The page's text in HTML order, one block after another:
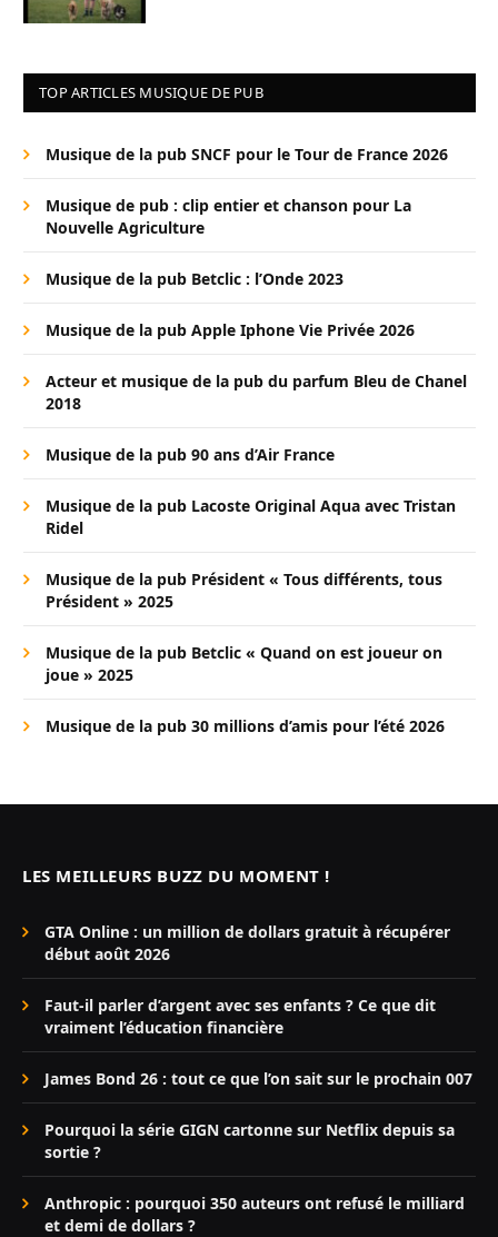
TOP ARTICLES MUSIQUE DE PUB
Musique de la pub SNCF pour le Tour de France 2026
Musique de pub : clip entier et chanson pour La
Nouvelle Agriculture
Musique de la pub Betclic : l’Onde 2023
Musique de la pub Apple Iphone Vie Privée 2026
Acteur et musique de la pub du parfum Bleu de Chanel
2018
Musique de la pub 90 ans d’Air France
Musique de la pub Lacoste Original Aqua avec Tristan
Ridel
Musique de la pub Président « Tous différents, tous
Président » 2025
Musique de la pub Betclic « Quand on est joueur on
joue » 2025
Musique de la pub 30 millions d’amis pour l’été 2026
LES MEILLEURS BUZZ DU MOMENT !
GTA Online : un million de dollars gratuit à récupérer
début août 2026
Faut-il parler d’argent avec ses enfants ? Ce que dit
vraiment l’éducation financière
James Bond 26 : tout ce que l’on sait sur le prochain 007
Pourquoi la série GIGN cartonne sur Netflix depuis sa
sortie ?
Anthropic : pourquoi 350 auteurs ont refusé le milliard
et demi de dollars ?